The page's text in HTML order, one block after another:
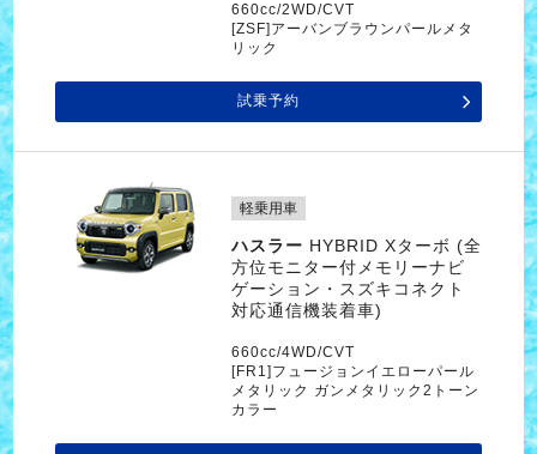
660cc/2WD/CVT
[ZSF]アーバンブラウンパールメタ
リック
試乗予約
軽乗用車
ハスラー HYBRID Xターボ (全
方位モニター付メモリーナビ
ゲーション・スズキコネクト
対応通信機装着車)
660cc/4WD/CVT
[FR1]フュージョンイエローパール
メタリック ガンメタリック2トーン
カラー